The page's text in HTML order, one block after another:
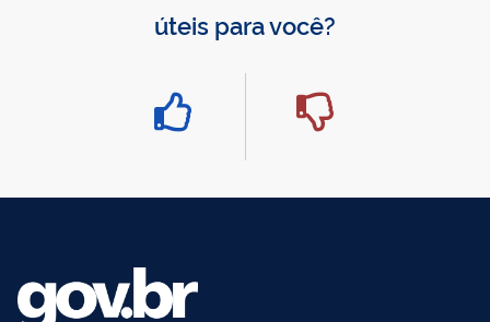
úteis para você?